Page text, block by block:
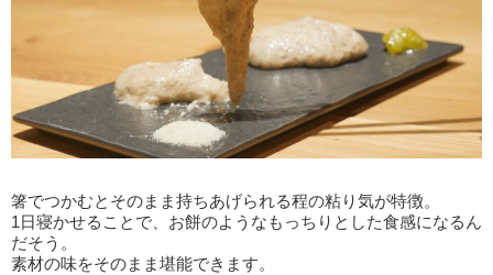
箸でつかむとそのまま持ちあげられる程の粘り気が特徴。
1日寝かせることで、お餅のようなもっちりとした食感になるん
だそう。
素材の味をそのまま堪能できます。